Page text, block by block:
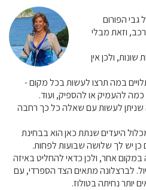
הפורום
וזאת מבלי
ולכן אין
במה תרצו לעשות בכל מקום -
כמה להעמיק או להספיק, ועוד.
לעשות עם שאלה כל כך רחבה
היעדים שנתת כאן הוא בבחינת
יש לך שלושה שבועות לפחות.
אחר, ולכן כדאי להחליט באיזה
לברצלונה מתאים הצד הספרדי, עם
יותר נחיתה בטולוז.